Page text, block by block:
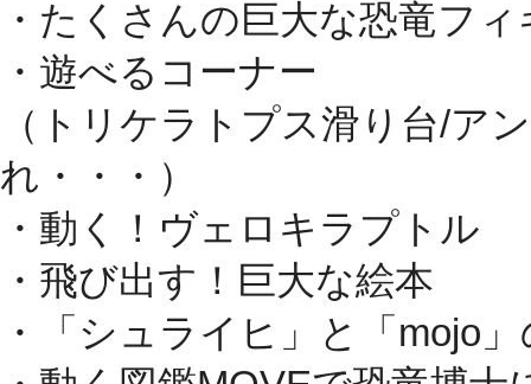
・たくさんの巨大な恐竜フ
・遊べるコーナー
（トリケラトプス滑り台/ア
れ・・・）
・動く！ヴェロキラプトル
・飛び出す！巨大な絵本
・「シュライヒ」と「mojo